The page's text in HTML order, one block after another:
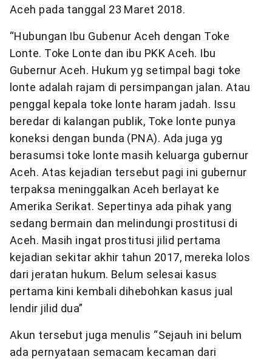
Aceh pada tanggal 23 Maret 2018.
“Hubungan Ibu Gubenur Aceh dengan Toke
Lonte. Toke Lonte dan ibu PKK Aceh. Ibu
Gubernur Aceh. Hukum yg setimpal bagi toke
lonte adalah rajam di persimpangan jalan. Atau
penggal kepala toke lonte haram jadah. Issu
beredar di kalangan publik, Toke lonte punya
koneksi dengan bunda (PNA). Ada juga yg
berasumsi toke lonte masih keluarga gubernur
Aceh. Atas kejadian tersebut pagi ini gubernur
terpaksa meninggalkan Aceh berlayat ke
Amerika Serikat. Sepertinya ada pihak yang
sedang bermain dan melindungi prostitusi di
Aceh. Masih ingat prostitusi jilid pertama
kejadian sekitar akhir tahun 2017, mereka lolos
dari jeratan hukum. Belum selesai kasus
pertama kini kembali dihebohkan kasus jual
lendir jilid dua”
Akun tersebut juga menulis “Sejauh ini belum
ada pernyataan semacam kecaman dari